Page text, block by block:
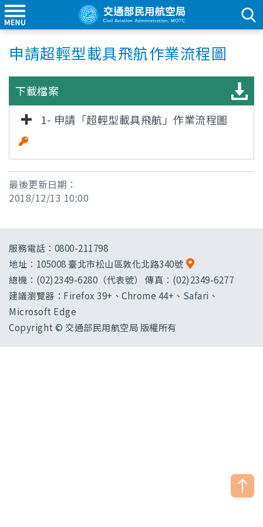
申請超輕型載具飛航作業流程圖
下載檔案
1- 申請「超輕型載具飛航」作業流程圖
最後更新日期：
2018/12/13 10:00
服務電話：0800-211798
地址： 105008 臺北市松山區敦化北路340號
總機：(02)2349-6280（代表號） 傳真：(02)2349-6277
建議瀏覽器：Firefox 39+、Chrome 44+、Safari、
Microsoft Edge
Copyright © 交通部民用航空局 版權所有